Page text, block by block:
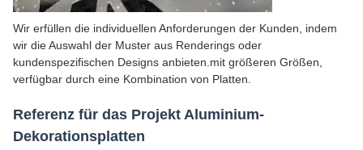
Wir erfüllen die individuellen Anforderungen der Kunden, indem
wir die Auswahl der Muster aus Renderings oder
kundenspezifischen Designs anbieten.mit größeren Größen,
verfügbar durch eine Kombination von Platten.
Referenz für das Projekt Aluminium-
Dekorationsplatten